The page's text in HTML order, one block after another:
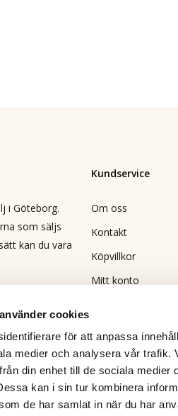
cookies
för att anpassa
medier och analysera vår trafik.
din enhet till de sociala
kan i sin tur kombinera
de har samlat in när du har
i Göteborg.
som säljs
kan du vara
Kundservice
Om oss
Kontakt
Köpvillkor
Mitt konto
Bli återförsäljare
Integritetspolicy